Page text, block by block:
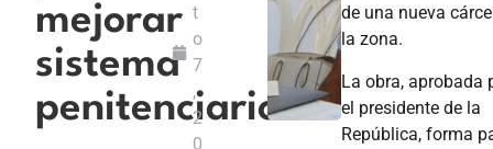
mejorar
sistema
penitenciario
t
o
7
,
2
0
de una nueva
la zona.
La obra, aprobada
el presidente de la
República, forma